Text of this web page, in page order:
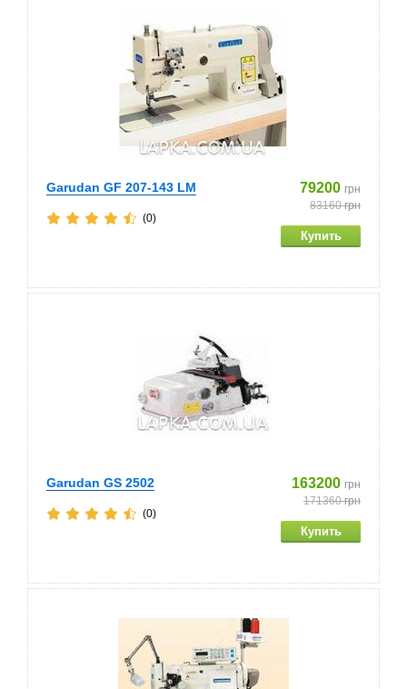
Garudan GF 207-143 LM 79200 грн
83160грн
(0)
Garudan GS 2502 163200 грн
171360грн
(0)